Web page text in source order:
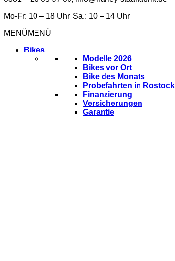
Mo-Fr: 10 – 18 Uhr, Sa.: 10 – 14 Uhr
MENÜMENÜ
Bikes
Modelle 2026
Bikes vor Ort
Bike des Monats
Probefahrten in Rostock
Finanzierung
Versicherungen
Garantie